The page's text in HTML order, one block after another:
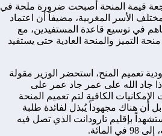
قيمة المنحة أصبحت ضرورة ملحة في
الأسر المغربية، مضيفاً أن اعتماد
في توسيع قاعدة المستفيدين، مع
التميز والمنحة العادية حتى يستفيد
تعميم المنح، استحضر الوزير مقولة
جاد الله على عمر جاد عمر على
الكافية لتم تعميم المنحة
أن هناك مجهوداً يُبذل لفائدة طلبة
بإقليم تارودانت الذي تصل فيه